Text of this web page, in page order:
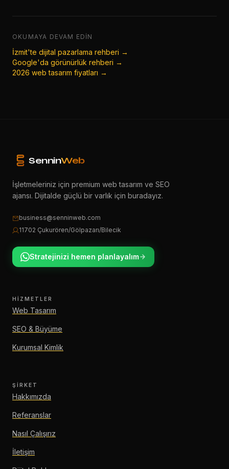
OKUMAYA DEVAM EDIN
İzmit'te dijital pazarlama rehberi →
Google'da görünürlük rehberi →
2026 web tasarım fiyatları →
SenninWeb
İşletmeleriniz için premium web tasarım ve SEO
ajansı. Dijitalde güçlü bir varlık için buradayız.
business@senninweb.com
11702 Çukurören/Gölpazarı/Bilecik
Stratejinizi hemen planlayalım
HIZMETLER
Web Tasarım
SEO & Büyüme
Kurumsal Kimlik
ŞIRKET
Hakkımızda
Referanslar
Nasıl Çalışırız
İletişim